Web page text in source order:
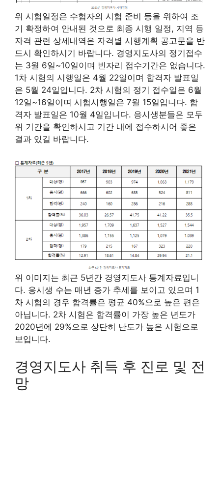
위 시험일정은 수험자의 시험 준비 등을 위하여 조
기 확정하여 안내된 것으로 최종 시행 일정, 지역 등
자격 관련 상세내역은 자격별 시행계획 공고문을 반
드시 확인하시기 바랍니다. 경영지도사의 정기접수
는 3월 6일~10일이며 빈자리 접수기간은 없습니다.
1차 시험의 시행일은 4월 22일이며 합격자 발표일
은 5월 24일입니다. 2차 시험의 정기 접수일은 6월
12일~16일이며 시험시행일은 7월 15일입니다. 합
격자 발표일은 10월 4일입니다. 응시생분들은 모두
위 기간을 확인하시고 기간 내에 접수하시어 좋은
결과 있길 바랍니다.
위 이미지는 최근 5년간 경영지도사 통계자료입니
다. 응시생 수는 매년 증가 추세를 보이고 있으며 1
차 시험의 경우 합격률은 평균 40%으로 높은 편은
아닙니다. 2차 시험은 합격률이 가장 높은 년도가
2020년에 29%으로 상단히 난도가 높은 시험으로
보입니다.
경영지도사 취득 후 진로 및 전
망